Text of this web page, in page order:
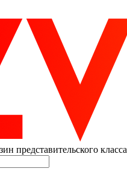
представительского класса